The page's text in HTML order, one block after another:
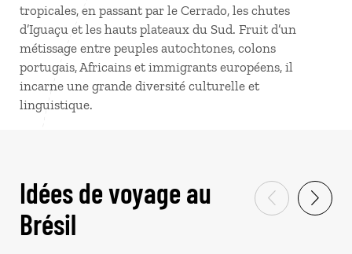
tropicales, en passant par le Cerrado, les chutes
d’Iguaçu et les hauts plateaux du Sud. Fruit d’un
métissage entre peuples autochtones, colons
portugais, Africains et immigrants européens, il
incarne une grande diversité culturelle et
linguistique.
Idées de voyage au
Brésil